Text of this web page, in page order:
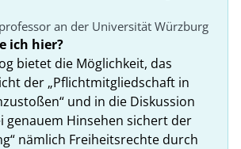
an der Universität Würzburg
ich hier?
bietet die Möglichkeit, das
der „Pflichtmitgliedschaft in
und in die Diskussion
genauem Hinsehen sichert der
nämlich Freiheitsrechte durch